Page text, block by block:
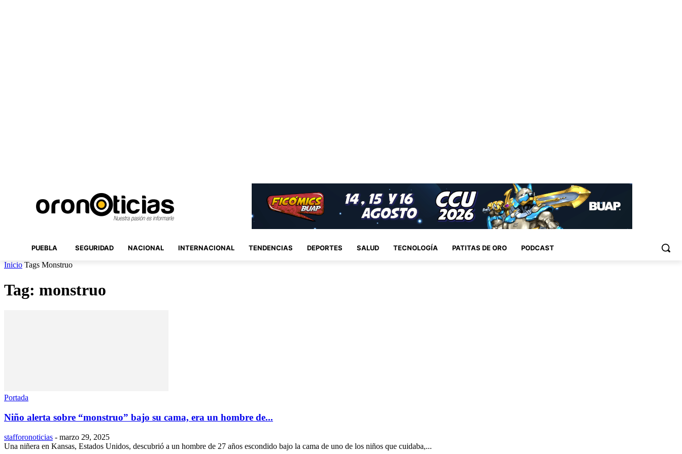
PUEBLA SEGURIDAD NACIONAL INTERNACIONAL TENDENCIAS DEPORTES SALUD TECNOLOGÍA PATITAS DE ORO PODCAST
Inicio Tags Monstruo
Tag: monstruo
Portada
Niño alerta sobre “monstruo” bajo su cama, era un hombre de...
stafforonoticias - marzo 29, 2025
Una niñera en Kansas, Estados Unidos, descubrió a un hombre de 27 años escondido bajo la cama de uno de los niños que cuidaba,...